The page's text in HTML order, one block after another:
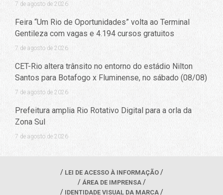
7 de agosto de 2026
Feira “Um Rio de Oportunidades” volta ao Terminal
Gentileza com vagas e 4.194 cursos gratuitos
7 de agosto de 2026
CET-Rio altera trânsito no entorno do estádio Nilton
Santos para Botafogo x Fluminense, no sábado (08/08)
7 de agosto de 2026
Prefeitura amplia Rio Rotativo Digital para a orla da
Zona Sul
7 de agosto de 2026
LEI DE ACESSO À INFORMAÇÃO
ÁREA DE IMPRENSA
IDENTIDADE VISUAL DA MARCA